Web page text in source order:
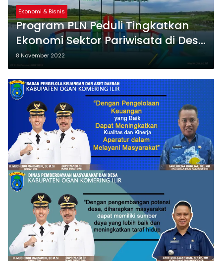
Ekonomi & Bisnis
Program PLN Peduli Tingkatkan
Ekonomi Sektor Pariwisata di Desa
Karta Mulia
8 November 2022